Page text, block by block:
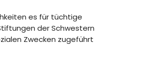
es für tüchtige
der Schwestern
Zwecken zugeführt